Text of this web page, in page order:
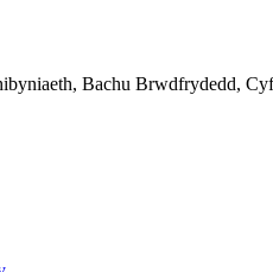
Bachu Brwdfrydedd,